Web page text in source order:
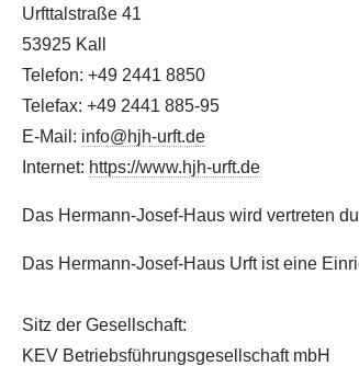
Urfttalstraße 41
53925 Kall
Telefon: +49 2441 8850
Telefax: +49 2441 885-95
E-Mail: info@hjh-urft.de
Internet: https://www.hjh-urft.de
Das Hermann-Josef-Haus wird vertreten
Das Hermann-Josef-Haus Urft ist eine
Sitz der Gesellschaft:
KEV Betriebsführungsgesellschaft mbH